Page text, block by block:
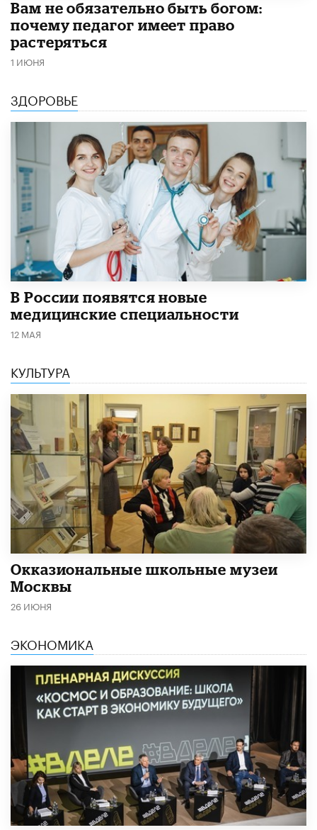
​Вам не обязательно быть богом:
почему педагог имеет право
растеряться
1 ИЮНЯ
ЗДОРОВЬЕ
В России появятся новые
медицинские специальности
12 МАЯ
КУЛЬТУРА
​Окказиональные школьные музеи
Москвы
26 ИЮНЯ
ЭКОНОМИКА